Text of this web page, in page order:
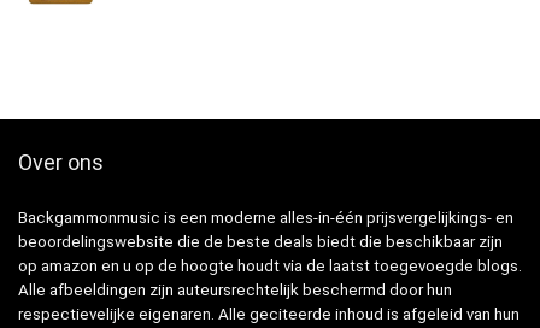
Over ons
Backgammonmusic is een moderne alles-in-één prijsvergelijkings- en
beoordelingswebsite die de beste deals biedt die beschikbaar zijn
op amazon en u op de hoogte houdt via de laatst toegevoegde blogs.
Alle afbeeldingen zijn auteursrechtelijk beschermd door hun
respectievelijke eigenaren. Alle geciteerde inhoud is afgeleid van hun